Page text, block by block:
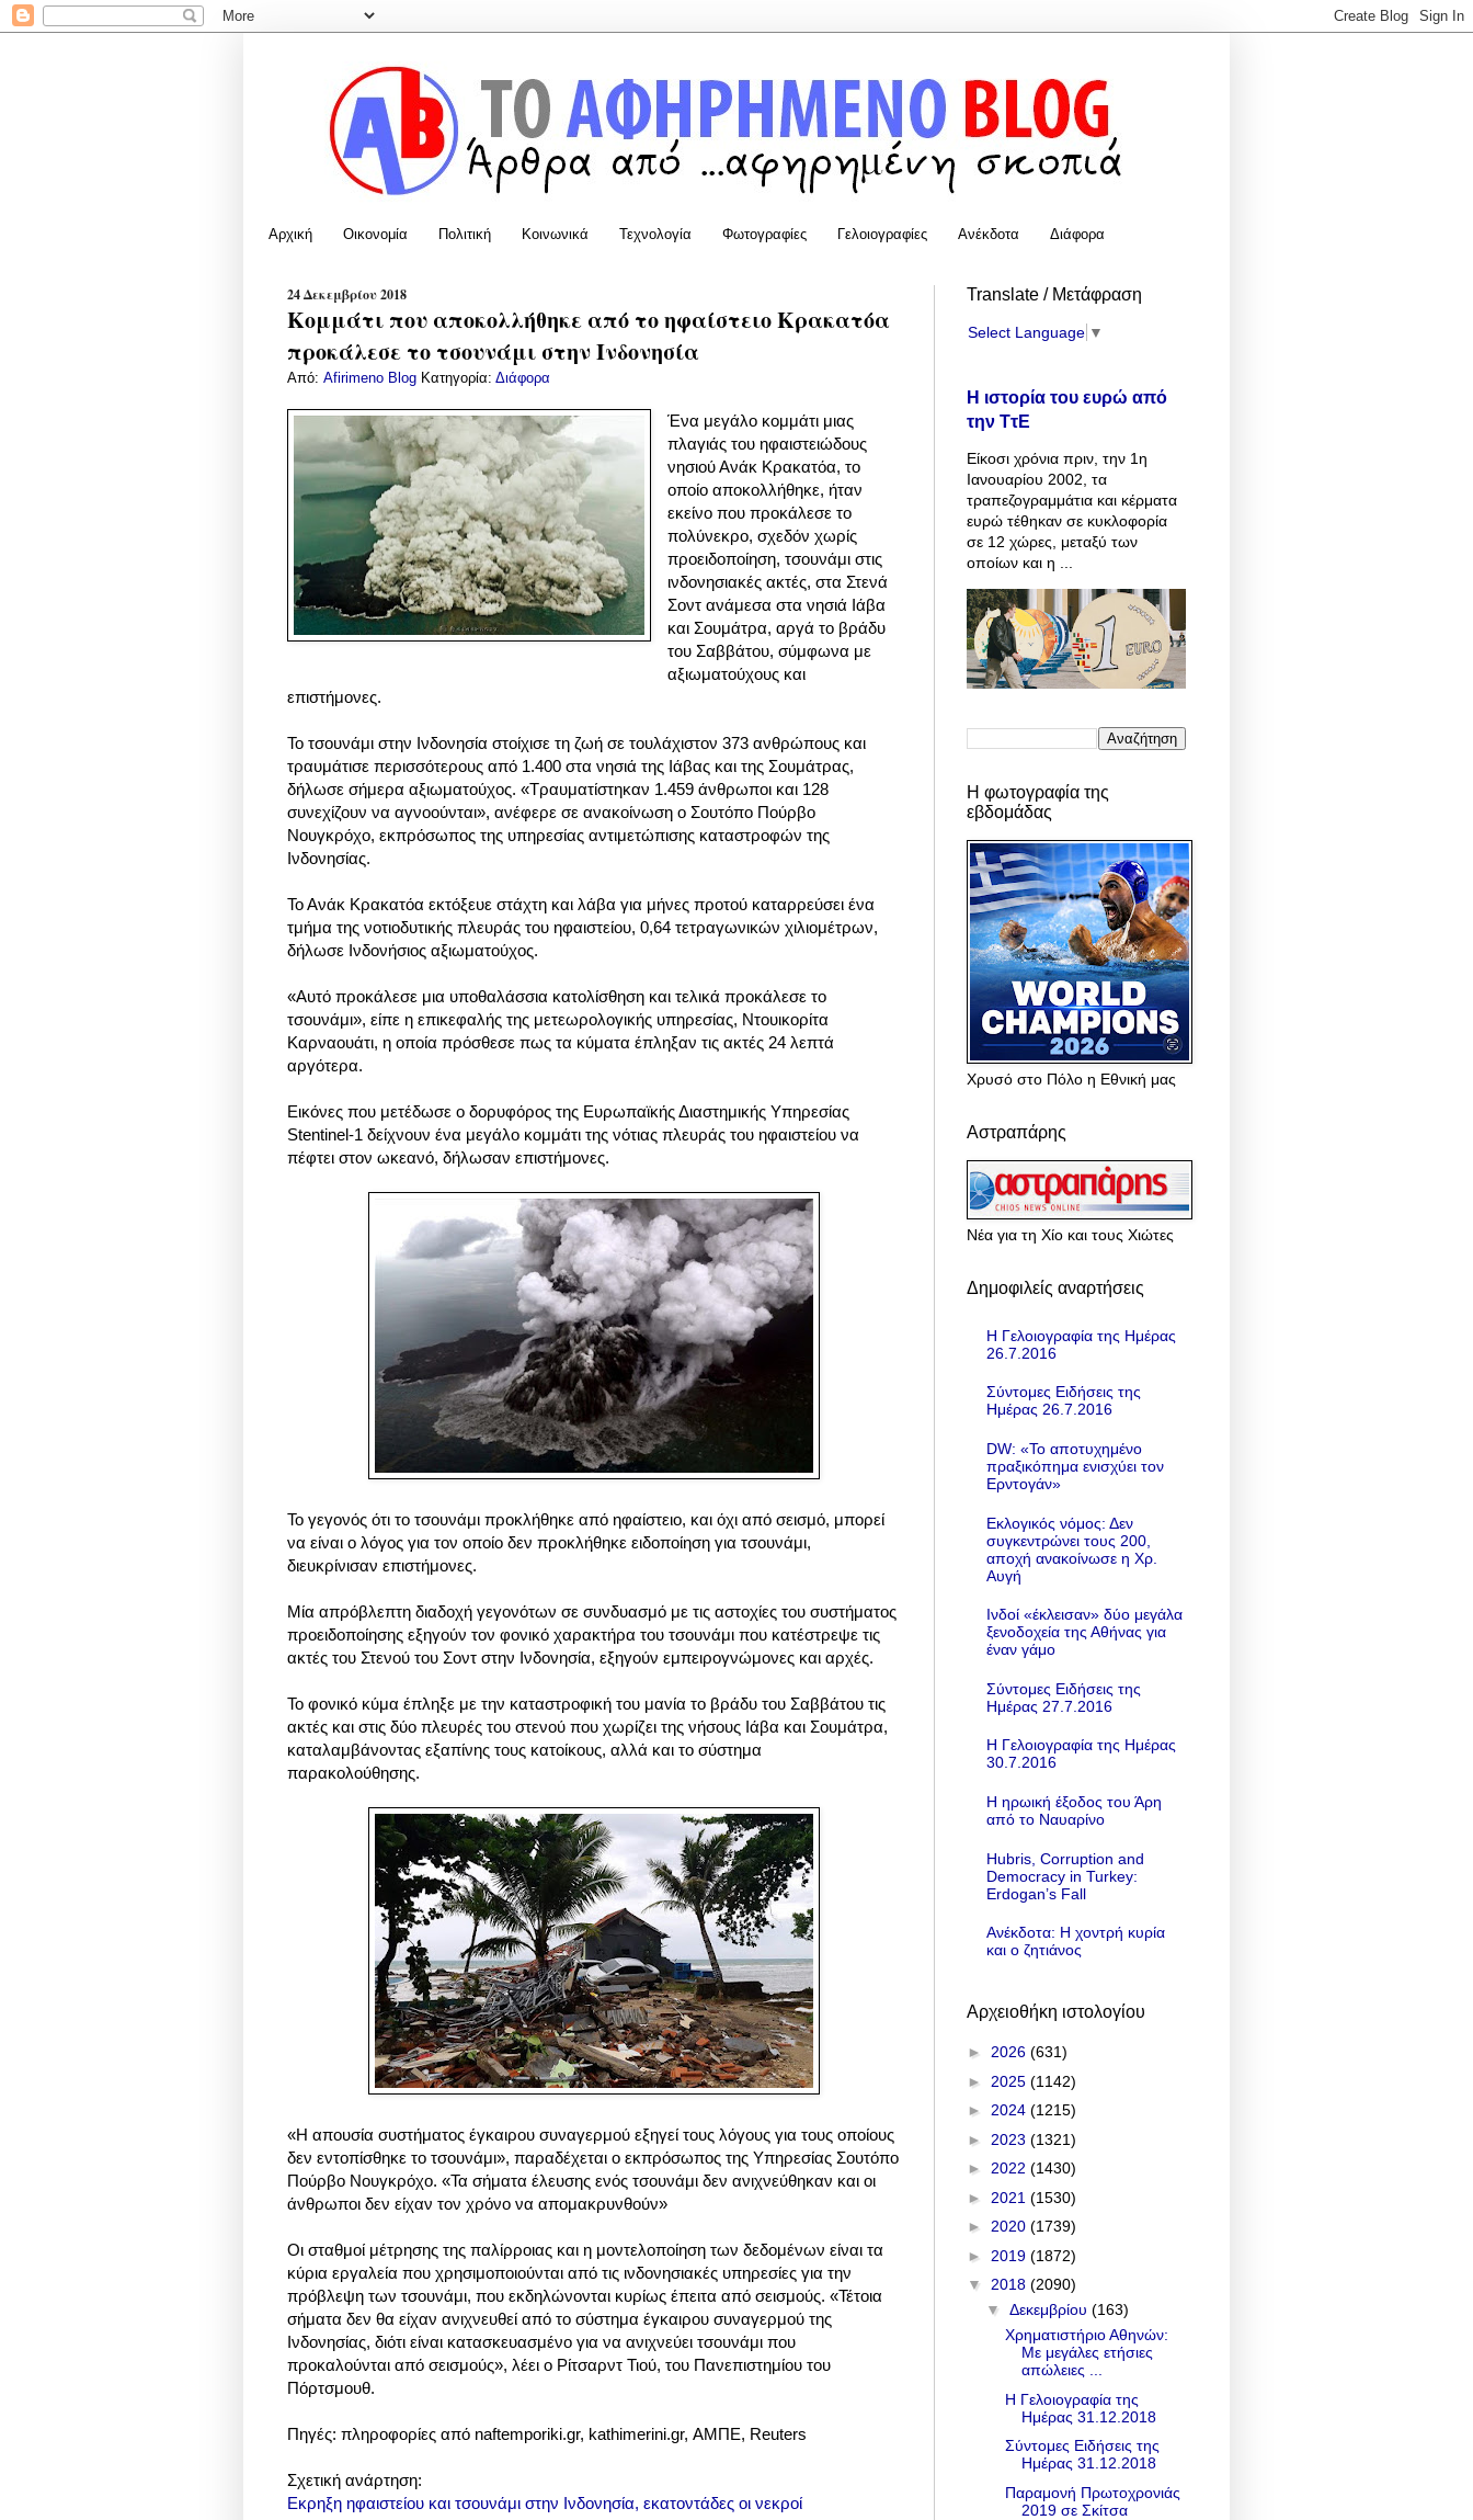
Αρχική Οικονομία Πολιτική Κοινωνικά Τεχνολογία Φωτογραφίες Γελοιογραφίες Ανέκδοτα Διάφορα
24 Δεκεμβρίου 2018
Κομμάτι που αποκολλήθηκε από το ηφαίστειο Κρακατόα
προκάλεσε το τσουνάμι στην Ινδονησία
Από: Afirimeno Blog Κατηγορία: Διάφορα
Ένα μεγάλο κομμάτι μιας
πλαγιάς του ηφαιστειώδους
νησιού Ανάκ Κρακατόα, το
οποίο αποκολλήθηκε, ήταν
εκείνο που προκάλεσε το
πολύνεκρο, σχεδόν χωρίς
προειδοποίηση, τσουνάμι στις
ινδονησιακές ακτές, στα Στενά
Σοντ ανάμεσα στα νησιά Ιάβα
και Σουμάτρα, αργά το βράδυ
του Σαββάτου, σύμφωνα με
αξιωματούχους και
επιστήμονες.
Το τσουνάμι στην Ινδονησία στοίχισε τη ζωή σε τουλάχιστον 373 ανθρώπους και
τραυμάτισε περισσότερους από 1.400 στα νησιά της Ιάβας και της Σουμάτρας,
δήλωσε σήμερα αξιωματούχος. «Τραυματίστηκαν 1.459 άνθρωποι και 128
συνεχίζουν να αγνοούνται», ανέφερε σε ανακοίνωση ο Σουτόπο Πούρβο
Νουγκρόχο, εκπρόσωπος της υπηρεσίας αντιμετώπισης καταστροφών της
Ινδονησίας.
Το Ανάκ Κρακατόα εκτόξευε στάχτη και λάβα για μήνες προτού καταρρεύσει ένα
τμήμα της νοτιοδυτικής πλευράς του ηφαιστείου, 0,64 τετραγωνικών χιλιομέτρων,
δήλωσε Ινδονήσιος αξιωματούχος.
«Αυτό προκάλεσε μια υποθαλάσσια κατολίσθηση και τελικά προκάλεσε το
τσουνάμι», είπε η επικεφαλής της μετεωρολογικής υπηρεσίας, Ντουικορίτα
Καρναουάτι, η οποία πρόσθεσε πως τα κύματα έπληξαν τις ακτές 24 λεπτά
αργότερα.
Εικόνες που μετέδωσε ο δορυφόρος της Ευρωπαϊκής Διαστημικής Υπηρεσίας
Stentinel-1 δείχνουν ένα μεγάλο κομμάτι της νότιας πλευράς του ηφαιστείου να
πέφτει στον ωκεανό, δήλωσαν επιστήμονες.
Το γεγονός ότι το τσουνάμι προκλήθηκε από ηφαίστειο, και όχι από σεισμό, μπορεί
να είναι ο λόγος για τον οποίο δεν προκλήθηκε ειδοποίηση για τσουνάμι,
διευκρίνισαν επιστήμονες.
Μία απρόβλεπτη διαδοχή γεγονότων σε συνδυασμό με τις αστοχίες του συστήματος
προειδοποίησης εξηγούν τον φονικό χαρακτήρα του τσουνάμι που κατέστρεψε τις
ακτές του Στενού του Σοντ στην Ινδονησία, εξηγούν εμπειρογνώμονες και αρχές.
Το φονικό κύμα έπληξε με την καταστροφική του μανία το βράδυ του Σαββάτου τις
ακτές και στις δύο πλευρές του στενού που χωρίζει της νήσους Ιάβα και Σουμάτρα,
καταλαμβάνοντας εξαπίνης τους κατοίκους, αλλά και το σύστημα
παρακολούθησης.
«Η απουσία συστήματος έγκαιρου συναγερμού εξηγεί τους λόγους για τους οποίους
δεν εντοπίσθηκε το τσουνάμι», παραδέχεται ο εκπρόσωπος της Υπηρεσίας Σουτόπο
Πούρβο Νουγκρόχο. «Τα σήματα έλευσης ενός τσουνάμι δεν ανιχνεύθηκαν και οι
άνθρωποι δεν είχαν τον χρόνο να απομακρυνθούν»
Οι σταθμοί μέτρησης της παλίρροιας και η μοντελοποίηση των δεδομένων είναι τα
κύρια εργαλεία που χρησιμοποιούνται από τις ινδονησιακές υπηρεσίες για την
πρόβλεψη των τσουνάμι, που εκδηλώνονται κυρίως έπειτα από σεισμούς. «Τέτοια
σήματα δεν θα είχαν ανιχνευθεί από το σύστημα έγκαιρου συναγερμού της
Ινδονησίας, διότι είναι κατασκευασμένο για να ανιχνεύει τσουνάμι που
προκαλούνται από σεισμούς», λέει ο Ρίτσαρντ Τιού, του Πανεπιστημίου του
Πόρτσμουθ.
Πηγές: πληροφορίες από naftemporiki.gr, kathimerini.gr, ΑΜΠΕ, Reuters
Σχετική ανάρτηση:
Εκρηξη ηφαιστείου και τσουνάμι στην Ινδονησία, εκατοντάδες οι νεκροί
Translate / Μετάφραση
Select Language ▼
Η ιστορία του ευρώ από
την ΤτΕ
Είκοσι χρόνια πριν, την 1η
Ιανουαρίου 2002, τα
τραπεζογραμμάτια και κέρματα
ευρώ τέθηκαν σε κυκλοφορία
σε 12 χώρες, μεταξύ των
οποίων και η ...
Η φωτογραφία της
εβδομάδας
Χρυσό στο Πόλο η Εθνική μας
Αστραπάρης
Νέα για τη Χίο και τους Χιώτες
Δημοφιλείς αναρτήσεις
Η Γελοιογραφία της Ημέρας
26.7.2016
Σύντομες Ειδήσεις της
Ημέρας 26.7.2016
DW: «To αποτυχημένο
πραξικόπημα ενισχύει τον
Ερντογάν»
Εκλογικός νόμος: Δεν
συγκεντρώνει τους 200,
αποχή ανακοίνωσε η Χρ.
Αυγή
Ινδοί «έκλεισαν» δύο μεγάλα
ξενοδοχεία της Αθήνας για
έναν γάμο
Σύντομες Ειδήσεις της
Ημέρας 27.7.2016
Η Γελοιογραφία της Ημέρας
30.7.2016
Η ηρωική έξοδος του Άρη
από το Ναυαρίνο
Hubris, Corruption and
Democracy in Turkey:
Erdogan’s Fall
Ανέκδοτα: Η χοντρή κυρία
και ο ζητιάνος
Αρχειοθήκη ιστολογίου
► 2026 (631)
► 2025 (1142)
► 2024 (1215)
► 2023 (1321)
► 2022 (1430)
► 2021 (1530)
► 2020 (1739)
► 2019 (1872)
▼ 2018 (2090)
▼ Δεκεμβρίου (163)
Χρηματιστήριο Αθηνών:
Με μεγάλες ετήσιες
απώλειες ...
Η Γελοιογραφία της
Ημέρας 31.12.2018
Σύντομες Ειδήσεις της
Ημέρας 31.12.2018
Παραμονή Πρωτοχρονιάς
2019 σε Σκίτσα